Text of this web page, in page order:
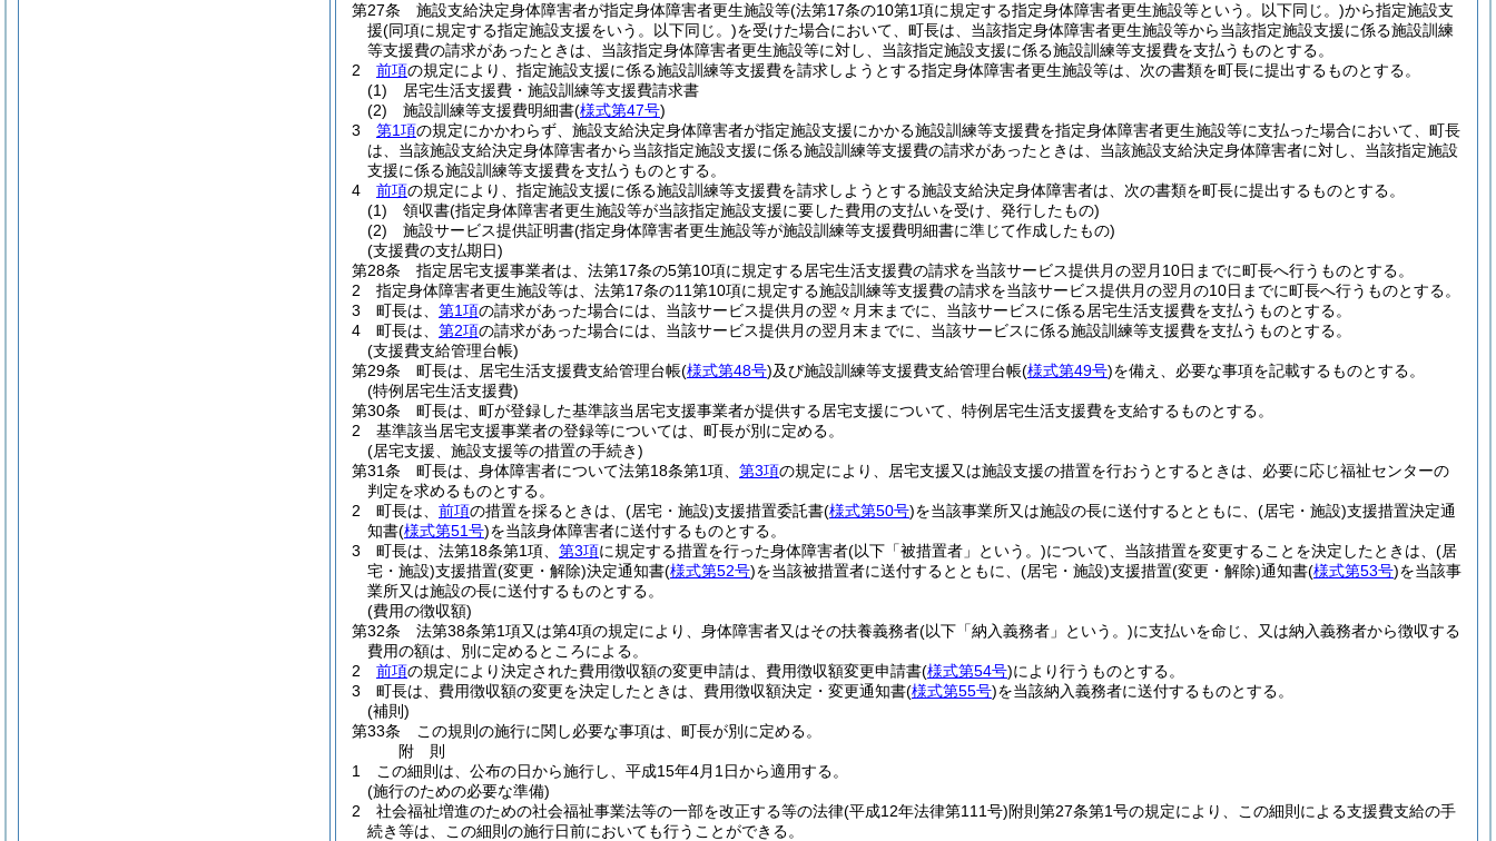
第27条
施設支給決定身体障害者が指定身体障害者更生施設等(法第17条の10第1項に規定する指定身体障害者更生施設等という。以下同じ。)から指定施設支
援(同項に規定する指定施設支援をいう。以下同じ。)を受けた場合において、町長は、当該指定身体障害者更生施設等から当該指定施設支援に係る施設訓練
等支援費の請求があったときは、当該指定身体障害者更生施設等に対し、当該指定施設支援に係る施設訓練等支援費を支払うものとする。
2
前項の規定により、指定施設支援に係る施設訓練等支援費を請求しようとする指定身体障害者更生施設等は、次の書類を町長に提出するものとする。
(1)
居宅生活支援費・施設訓練等支援費請求書
(2)
施設訓練等支援費明細書(様式第47号)
3
第1項の規定にかかわらず、施設支給決定身体障害者が指定施設支援にかかる施設訓練等支援費を指定身体障害者更生施設等に支払った場合において、町長
は、当該施設支給決定身体障害者から当該指定施設支援に係る施設訓練等支援費の請求があったときは、当該施設支給決定身体障害者に対し、当該指定施設
支援に係る施設訓練等支援費を支払うものとする。
4
前項の規定により、指定施設支援に係る施設訓練等支援費を請求しようとする施設支給決定身体障害者は、次の書類を町長に提出するものとする。
(1)
領収書(指定身体障害者更生施設等が当該指定施設支援に要した費用の支払いを受け、発行したもの)
(2)
施設サービス提供証明書(指定身体障害者更生施設等が施設訓練等支援費明細書に準じて作成したもの)
(支援費の支払期日)
第28条
指定居宅支援事業者は、法第17条の5第10項に規定する居宅生活支援費の請求を当該サービス提供月の翌月10日までに町長へ行うものとする。
2
指定身体障害者更生施設等は、法第17条の11第10項に規定する施設訓練等支援費の請求を当該サービス提供月の翌月の10日までに町長へ行うものとする。
3
町長は、 第1項の請求があった場合には、当該サービス提供月の翌々月末までに、当該サービスに係る居宅生活支援費を支払うものとする。
4
町長は、 第2項の請求があった場合には、当該サービス提供月の翌月末までに、当該サービスに係る施設訓練等支援費を支払うものとする。
(支援費支給管理台帳)
第29条
町長は、居宅生活支援費支給管理台帳(様式第48号)及び施設訓練等支援費支給管理台帳(様式第49号)を備え、必要な事項を記載するものとする。
(特例居宅生活支援費)
第30条
町長は、町が登録した基準該当居宅支援事業者が提供する居宅支援について、特例居宅生活支援費を支給するものとする。
2
基準該当居宅支援事業者の登録等については、町長が別に定める。
(居宅支援、施設支援等の措置の手続き)
第31条
町長は、身体障害者について法第18条第1項、 第3項の規定により、居宅支援又は施設支援の措置を行おうとするときは、必要に応じ福祉センターの
判定を求めるものとする。
2
町長は、 前項の措置を採るときは、 (居宅・施設)支援措置委託書(様式第50号)を当該事業所又は施設の長に送付するとともに、 (居宅・施設)支援措置決定通
知書(様式第51号)を当該身体障害者に送付するものとする。
3
町長は、法第18条第1項、 第3項に規定する措置を行った身体障害者(以下「被措置者」という。)について、当該措置を変更することを決定したときは、 (居
宅・施設)支援措置(変更・解除)決定通知書(様式第52号)を当該被措置者に送付するとともに、 (居宅・施設)支援措置(変更・解除)通知書(様式第53号)を当該事
業所又は施設の長に送付するものとする。
(費用の徴収額)
第32条
法第38条第1項又は第4項の規定により、身体障害者又はその扶養義務者(以下「納入義務者」という。)に支払いを命じ、又は納入義務者から徴収する
費用の額は、別に定めるところによる。
2
前項の規定により決定された費用徴収額の変更申請は、費用徴収額変更申請書(様式第54号)により行うものとする。
3
町長は、費用徴収額の変更を決定したときは、費用徴収額決定・変更通知書(様式第55号)を当該納入義務者に送付するものとする。
(補則)
第33条
この規則の施行に関し必要な事項は、町長が別に定める。
附 則
1
この細則は、公布の日から施行し、平成15年4月1日から適用する。
(施行のための必要な準備)
2
社会福祉増進のための社会福祉事業法等の一部を改正する等の法律(平成12年法律第111号)附則第27条第1号の規定により、この細則による支援費支給の手
続き等は、この細則の施行日前においても行うことができる。